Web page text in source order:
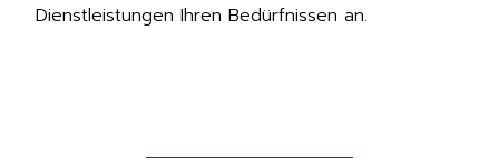
Dienstleistungen Ihren Bedürfnissen an.